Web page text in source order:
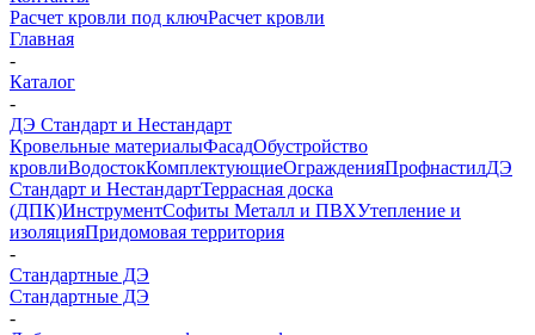
Расчет кровли под ключРасчет кровли
Главная
-
Каталог
-
ДЭ Стандарт и Нестандарт
Кровельные материалыФасадОбустройство
кровлиВодостокКомплектующиеОгражденияПрофнастилДЭ
Стандарт и НестандартТеррасная доска
(ДПК)ИнструментСофиты Металл и ПВХУтепление и
изоляцияПридомовая территория
-
Стандартные ДЭ
Стандартные ДЭ
-